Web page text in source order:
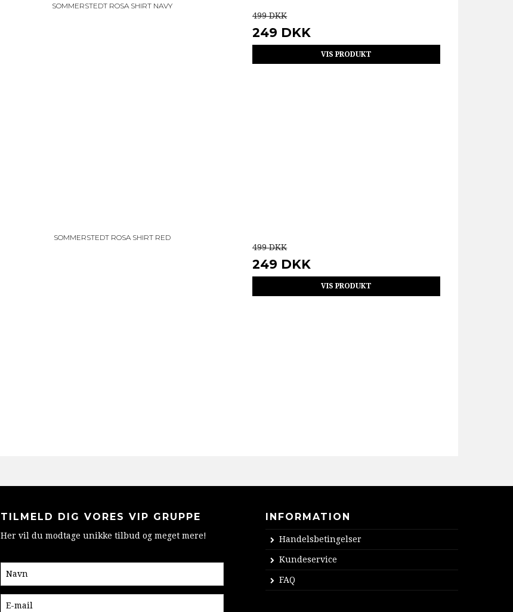
SOMMERSTEDT ROSA SHIRT NAVY
499 DKK
249 DKK
VIS PRODUKT
SOMMERSTEDT ROSA SHIRT RED
499 DKK
249 DKK
VIS PRODUKT
TILMELD DIG VORES VIP GRUPPE
Her vil du modtage unikke tilbud og meget mere!
INFORMATION
Handelsbetingelser
Kundeservice
FAQ